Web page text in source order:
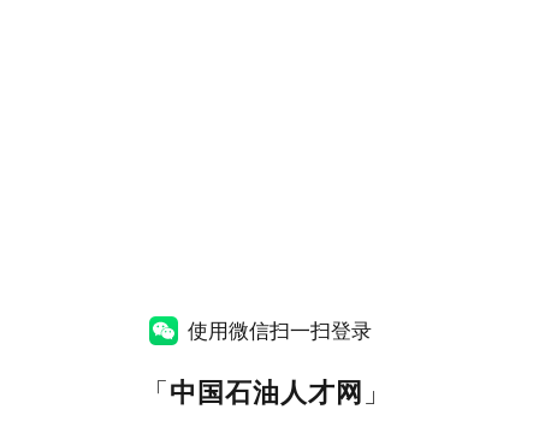
使用微信扫一扫登录
「中国石油人才网 」